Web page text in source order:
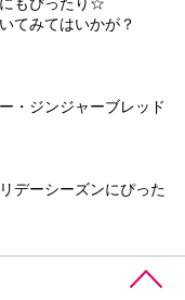
てみてはいかが？
・ジンジャーブレッド
デーシーズンにぴった